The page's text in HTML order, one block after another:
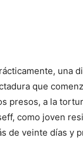
una
que
presos, a la
como joven
de veinte días y